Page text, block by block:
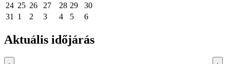
24 25 26 27 28 29
30
31
1 2 3 4 5 6
Aktuális időjárás